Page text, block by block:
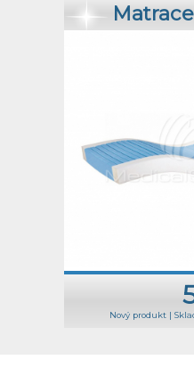
Nový produkt |